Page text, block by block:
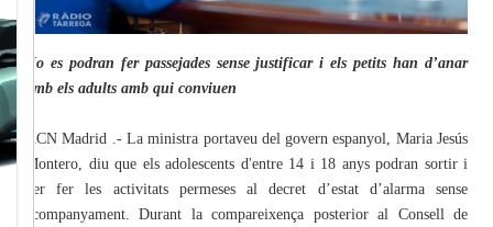
No es podran fer passejades sense justificar i els petits han d’anar
amb els adults amb qui conviuen
ACN Madrid .- La ministra portaveu del govern espanyol, Maria Jesús
Montero, diu que els adolescents d'entre 14 i 18 anys podran sortir i
per fer les activitats permeses al decret d’estat d’alarma sense
acompanyament. Durant la compareixença posterior al Consell de